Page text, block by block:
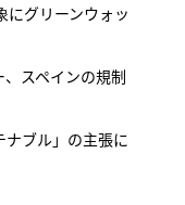
にグリーンウォッ
スペインの規制
ブル」の主張に